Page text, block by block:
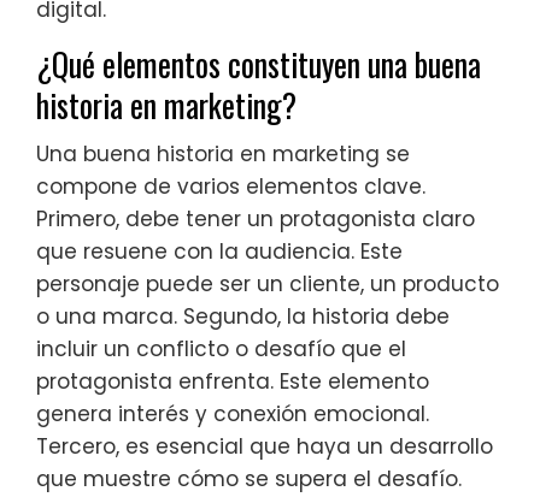
digital.
¿Qué elementos constituyen una buena
historia en marketing?
Una buena historia en marketing se
compone de varios elementos clave.
Primero, debe tener un protagonista claro
que resuene con la audiencia. Este
personaje puede ser un cliente, un producto
o una marca. Segundo, la historia debe
incluir un conflicto o desafío que el
protagonista enfrenta. Este elemento
genera interés y conexión emocional.
Tercero, es esencial que haya un desarrollo
que muestre cómo se supera el desafío.